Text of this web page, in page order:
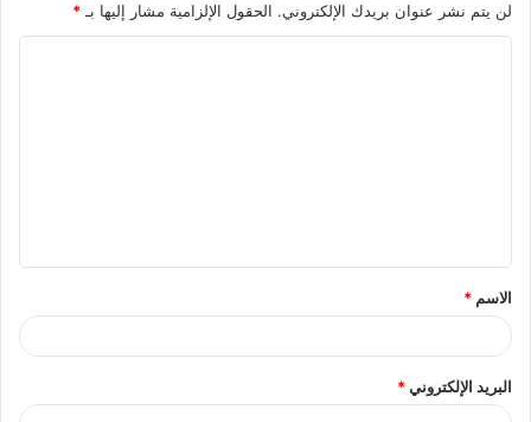
لن يتم نشر عنوان بريدك الإلكتروني. الحقول الإلزامية مشار إليها بـ*
ق
*
الاسم *
البريد الإلكتروني*